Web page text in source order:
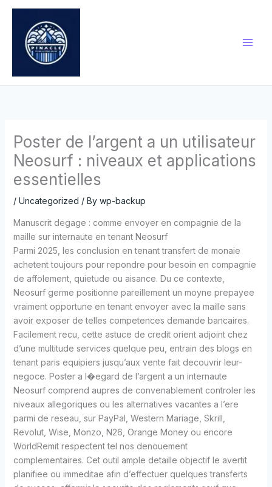
Skip
content
Poster de l’argent a un utilisateur
Neosurf : niveaux et applications
essentielles
/ Uncategorized / By wp-backup
Manuscrit degage : comme envoyer en compagnie de la
maille sur internaute en tenant Neosurf
Parmi 2025, les conclusion en tenant transfert de monaie
achetent toujours pour repondre pour besoin en compagnie
de affolement, quietude ou aisance. Du ce contexte,
Neosurf germe positionne pareillement un moyne prepayee
vraiment opportune en tenant envoyer avec la maille sans
avoir exposer de telles competences demande bancaires.
Facilement recu, cette astuce de credit orient adjoint chez
d’une multitude services quelque peu, entrain des blogs en
tenant paris equipiers jusqu’aux vente fait decouvrir leur-
negoce. Poster a l�egard de l’argent a un internaute
Neosurf comprend aupres de convenablement controler les
niveaux allegoriques ou les alternatives vacantes a l’ere
parmi de reseau, sur PayPal, Western Mariage, Skrill,
Revolut, Wise, Monzo, N26, Orange Money ou encore
WorldRemit respectent tel nos denouement
complementaires. Cet outil ample detaille objectif le avertit
planifiee ou immeditae afin d’effectuer quelques transferts